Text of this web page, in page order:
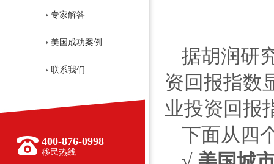
专家解答
美国成功案例
联系我们
400-876-0998
移民热线
据胡润研
资回报指数
业投资回报
下面从四